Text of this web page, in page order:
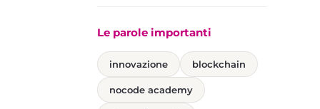
Le parole importanti
innovazione blockchain
nocode academy